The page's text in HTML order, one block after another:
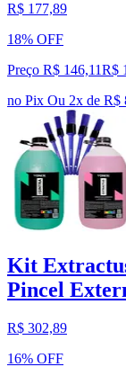
R$ 177,89
18% OFF
Preço R$ 146,11R$
no Pix Ou 2x de R$
Kit
Pincel
R$ 302,89
16% OFF